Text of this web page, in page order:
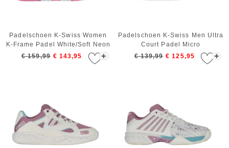
+
Padelschoen K-Swiss Women
K-Frame Padel White/Soft Neon
Blue/Neon Bubble Gum
€ 159,99 € 143,95 +
Padelschoen K-Swiss Men Ultra
Court Padel Micro
Chip/Black/Neon Lava
€ 139,99 € 125,95